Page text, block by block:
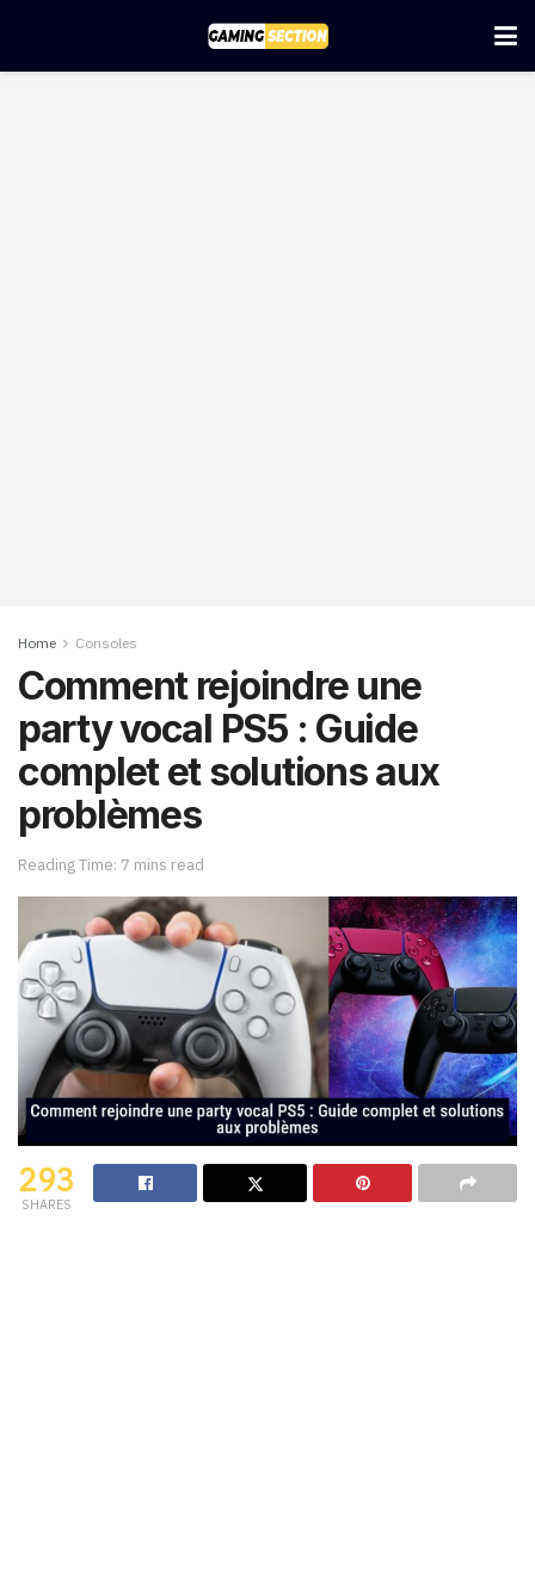
Home Consoles
Comment rejoindre une
party vocal PS5 : Guide
complet et solutions aux
problèmes
Reading Time: 7 mins read
293
SHARES